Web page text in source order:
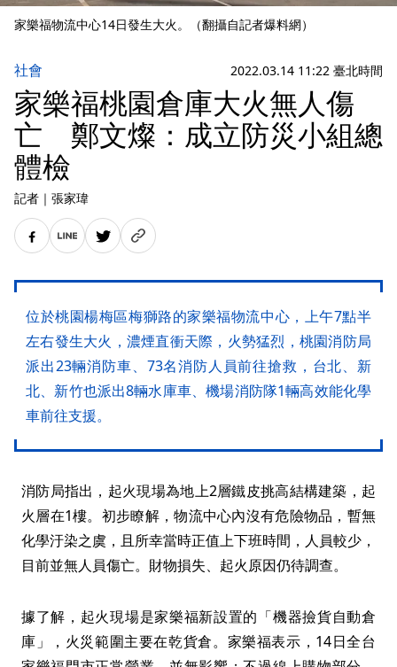
家樂福物流中心14日發生大火。（翻攝自記者爆料網）
社會 2022.03.14 11:22 臺北時間
家樂福桃園倉庫大火無人傷
亡 鄭文燦：成立防災小組總
體檢
記者 ｜ 張家瑋
位於桃園楊梅區梅獅路的家樂福物流中心，上午7點半
左右發生大火，濃煙直衝天際，火勢猛烈，桃園消防局
派出23輛消防車、73名消防人員前往搶救，台北、新
北、新竹也派出8輛水庫車、機場消防隊1輛高效能化學
車前往支援。
消防局指出，起火現場為地上2層鐵皮挑高結構建築，起
火層在1樓。初步瞭解，物流中心內沒有危險物品，暫無
化學汙染之虞，且所幸當時正值上下班時間，人員較少，
目前並無人員傷亡。財物損失、起火原因仍待調查。
據了解，起火現場是家樂福新設置的「機器撿貨自動倉
庫」，火災範圍主要在乾貨倉。家樂福表示，14日全台